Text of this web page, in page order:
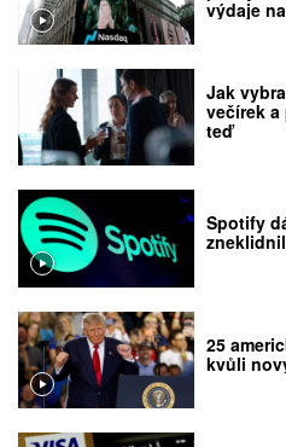
výdaje
Jak
večírek
teď
Spotify
25
kvůli